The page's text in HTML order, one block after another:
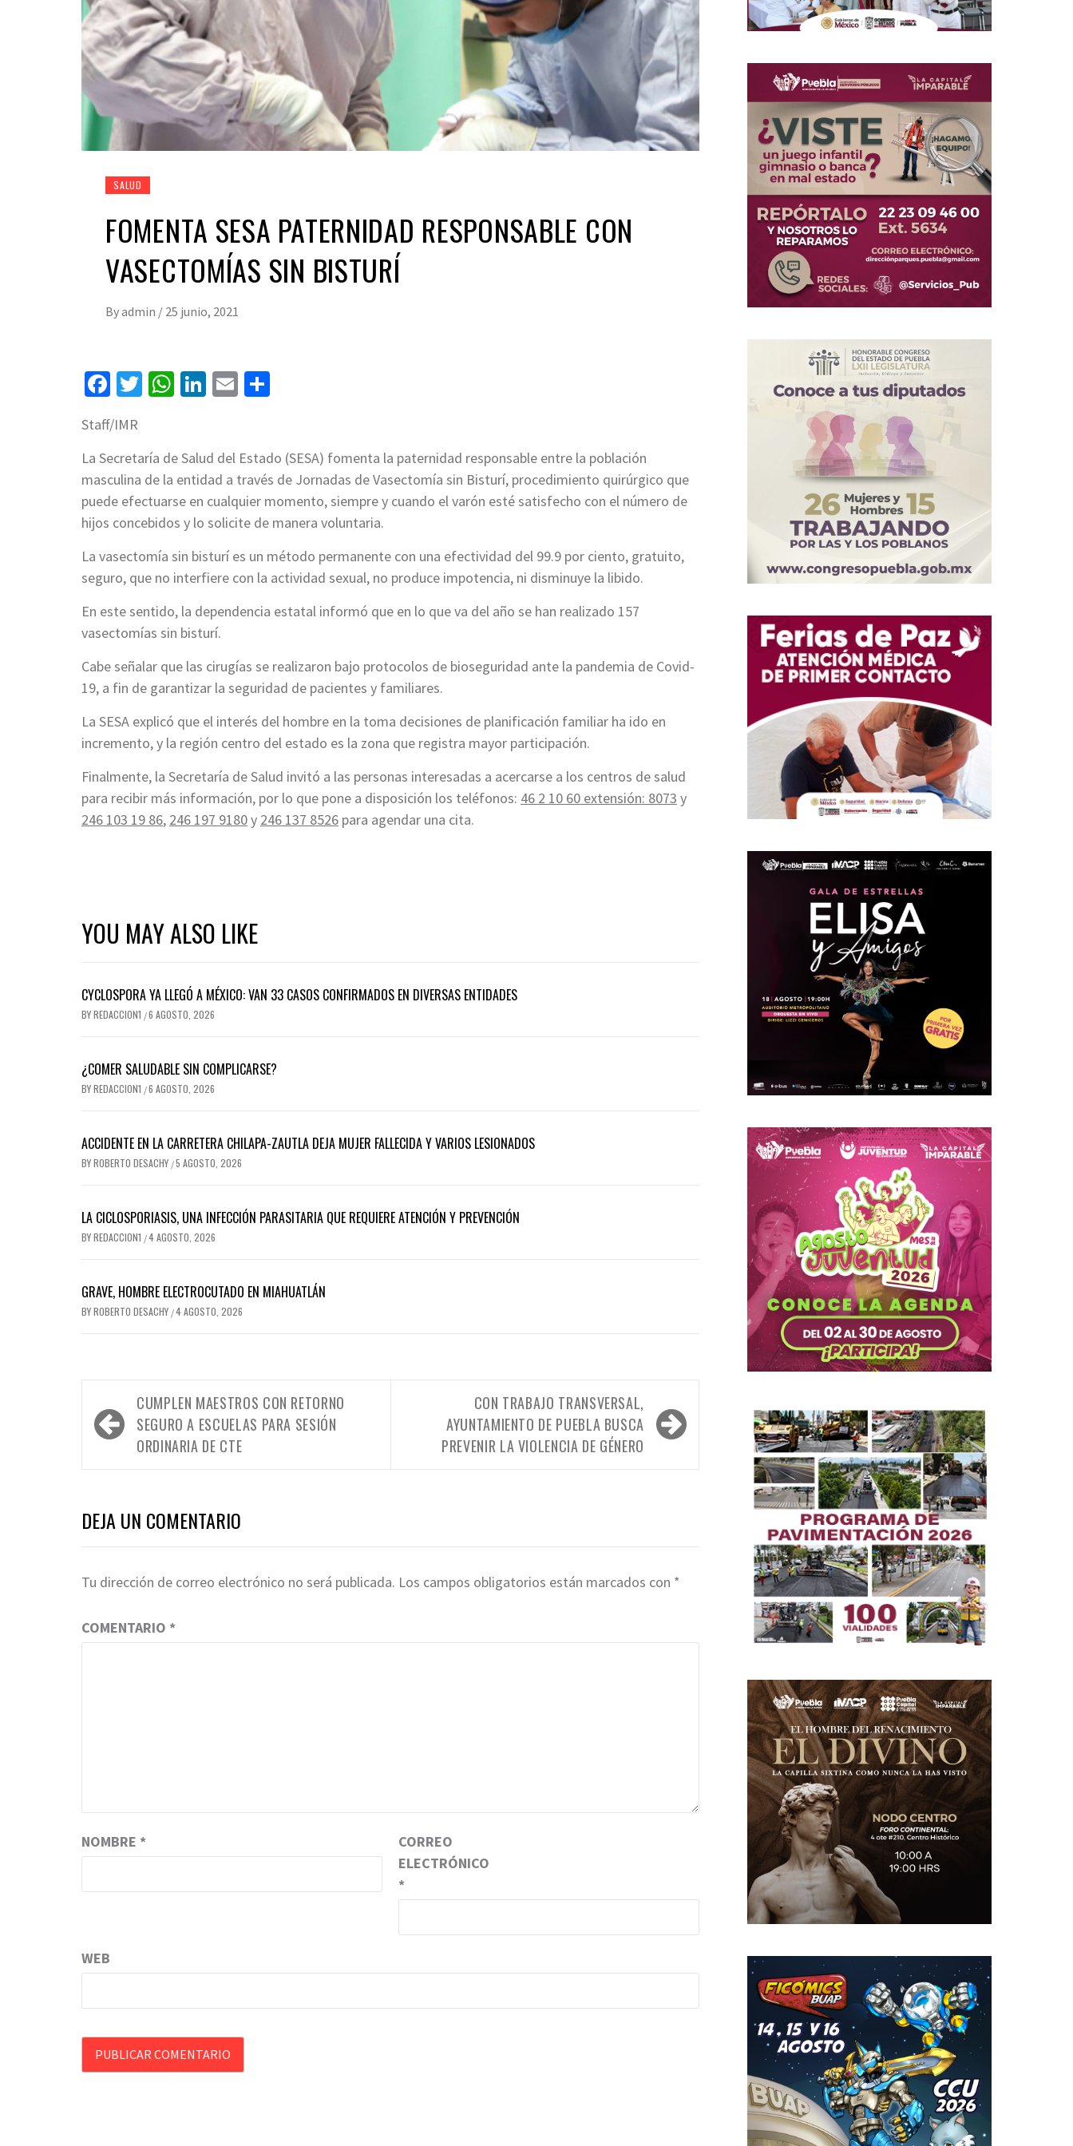
SALUD
FOMENTA SESA PATERNIDAD RESPONSABLE CON
VASECTOMÍAS SIN BISTURÍ
Byadmin / 25 junio, 2021
Facebook
Twitter
WhatsApp
LinkedIn
Email
Staff/IMR
La Secretaría de Salud del Estado (SESA) fomenta la paternidad responsable entre la población
masculina de la entidad a través de Jornadas de Vasectomía sin Bisturí, procedimiento quirúrgico que
puede efectuarse en cualquier momento, siempre y cuando el varón esté satisfecho con el número de
hijos concebidos y lo solicite de manera voluntaria.
La vasectomía sin bisturí es un método permanente con una efectividad del 99.9 por ciento, gratuito,
seguro, que no interfiere con la actividad sexual, no produce impotencia, ni disminuye la libido.
En este sentido, la dependencia estatal informó que en lo que va del año se han realizado 157
vasectomías sin bisturí.
Cabe señalar que las cirugías se realizaron bajo protocolos de bioseguridad ante la pandemia de Covid-
19, a fin de garantizar la seguridad de pacientes y familiares.
La SESA explicó que el interés del hombre en la toma decisiones de planificación familiar ha ido en
incremento, y la región centro del estado es la zona que registra mayor participación.
Finalmente, la Secretaría de Salud invitó a las personas interesadas a acercarse a los centros de salud
para recibir más información, por lo que pone a disposición los teléfonos: 46 2 10 60 extensión: 8073 y
246 103 19 86, 246 197 9180y 246 137 8526 para agendar una cita.
YOU MAY ALSO LIKE
CYCLOSPORA YA LLEGÓ A MÉXICO: VAN 33 CASOS CONFIRMADOS EN DIVERSAS ENTIDADES
BYREDACCION1 /6 AGOSTO, 2026
¿COMER SALUDABLE SIN COMPLICARSE?
BYREDACCION1 /6 AGOSTO, 2026
ACCIDENTE EN LA CARRETERA CHILAPA-ZAUTLA DEJA MUJER FALLECIDA Y VARIOS LESIONADOS
BYROBERTO DESACHY /5 AGOSTO, 2026
LA CICLOSPORIASIS, UNA INFECCIÓN PARASITARIA QUE REQUIERE ATENCIÓN Y PREVENCIÓN
BYREDACCION1 /4 AGOSTO, 2026
GRAVE, HOMBRE ELECTROCUTADO EN MIAHUATLÁN
BYROBERTO DESACHY /4 AGOSTO, 2026
Navegación
de
entradas
CUMPLEN MAESTROS CON RETORNO
SEGURO A ESCUELAS PARA SESIÓN
ORDINARIA DE CTE
CON TRABAJO TRANSVERSAL,
AYUNTAMIENTO DE PUEBLA BUSCA
PREVENIR LA VIOLENCIA DE GÉNERO
DEJA UN COMENTARIO
Tu dirección de correo electrónico no será publicada. Los campos obligatorios están marcados con *
COMENTARIO *
NOMBRE *
CORREO
ELECTRÓNICO
*
WEB